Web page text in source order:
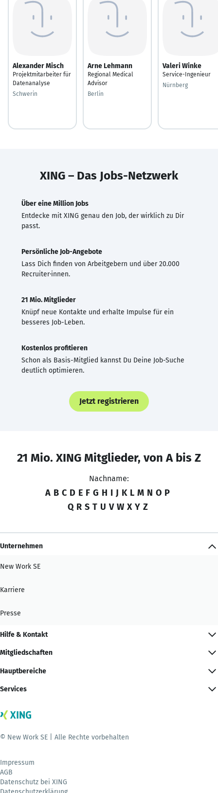
Alexander Misch
Projektmitarbeiter für
Datenanalyse
Schwerin
Arne Lehmann
Regional Medical
Advisor
Berlin
Valeri Winke
Service-Ingenieur
Nürnberg
XING – Das Jobs-Netzwerk
Über eine Million Jobs
Entdecke mit XING genau den Job, der wirklich zu Dir
passt.
Persönliche Job-Angebote
Lass Dich finden von Arbeitgebern und über 20.000
Recruiter·innen.
21 Mio. Mitglieder
Knüpf neue Kontakte und erhalte Impulse für ein
besseres Job-Leben.
Kostenlos profitieren
Schon als Basis-Mitglied kannst Du Deine Job-Suche
deutlich optimieren.
Jetzt registrieren
21 Mio. XING Mitglieder, von A bis Z
Nachname:
A B C D E F G H I J K L M N O P
Q R S T U V W X Y Z
Unternehmen
New Work SE
Karriere
Presse
Hilfe & Kontakt
Mitgliedschaften
Hauptbereiche
Services
© New Work SE | Alle Rechte vorbehalten
Impressum
AGB
Datenschutz bei XING